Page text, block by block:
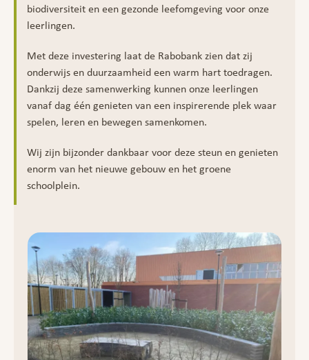
biodiversiteit en een gezonde leefomgeving voor onze
leerlingen.
Met deze investering laat de Rabobank zien dat zij
onderwijs en duurzaamheid een warm hart toedragen.
Dankzij deze samenwerking kunnen onze leerlingen
vanaf dag één genieten van een inspirerende plek waar
spelen, leren en bewegen samenkomen.
Wij zijn bijzonder dankbaar voor deze steun en genieten
enorm van het nieuwe gebouw en het groene
schoolplein.